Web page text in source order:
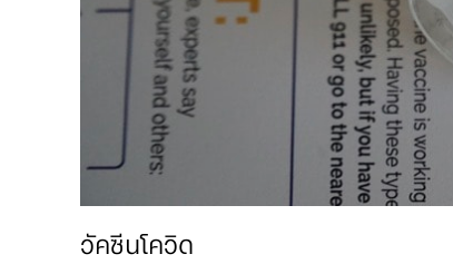
วัคซีนโควิด